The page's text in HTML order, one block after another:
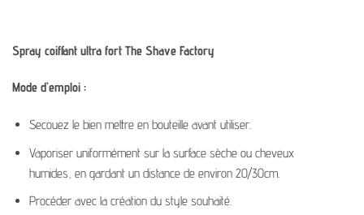
Spray coiffant ultra fort The Shave Factory
Mode d’emploi :
Secouez le bienmettre en bouteille avant utiliser.
Vaporiser uniformément sur la surface sèche ou cheveux
humides en gardant un distance de environ 20/30cm.
Procéder avec la création du style souhaité.